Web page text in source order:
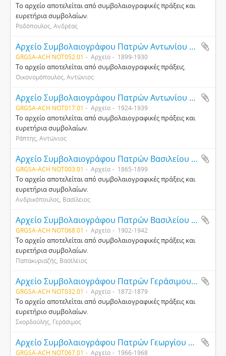
Το αρχείο αποτελείται από συμβολαιογραφικές πράξεις και
ευρετήρια συμβολαίων.
Ροδόπουλος, Ανδρέας
Αρχείο Συμβολαιογράφου Πατρών Αντωνίου Οικονομόπουλου
GRGSA-ACH NOT052.01 Αρχείο 1899-1930
Το αρχείο αποτελείται από συμβολαιογραφικές πράξεις.
Οικονομόπουλος, Αντώνιος
Αρχείο Συμβολαιογράφου Πατρών Αντωνίου Ράπτη
GRGSA-ACH NOT017.01 Αρχείο 1924-1939
Το αρχείο αποτελείται από συμβολαιογραφικές πράξεις και
ευρετήρια συμβολαίων.
Ράπτης, Αντώνιος
Αρχείο Συμβολαιογράφου Πατρών Βασιλείου Ανδρικόπουλου
GRGSA-ACH NOT003.01 Αρχείο 1865-1899
Το αρχείο αποτελείται από συμβολαιογραφικές πράξεις και
ευρετήρια συμβολαίων.
Ανδρικόπουλος, Βασίλειος
Αρχείο Συμβολαιογράφου Πατρών Βασιλείου Παπακυριαζή
GRGSA-ACH NOT068.01 Αρχείο 1902-1942
Το αρχείο αποτελείται από συμβολαιογραφικές πράξεις και
ευρετήρια συμβολαίων.
Παπακυριαζής, Βασίλειος
Αρχείο Συμβολαιογράφου Πατρών Γεράσιμου Σκορδούλη
GRGSA-ACH NOT032.01 Αρχείο 1872-1879
Το αρχείο αποτελείται από συμβολαιογραφικές πράξεις και
ευρετήριο συμβολαίων.
Σκορδούλης, Γεράσιμος
Αρχείο Συμβολαιογράφου Πατρών Γεωργίου Κεμπέ
GRGSA-ACH NOT067.01 Αρχείο 1966-1968